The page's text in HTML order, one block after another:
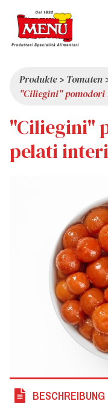
KATALOG
SERVICES
NEUHEITEN
PRÄMIEN
PRESSESCHAU
ÜBER UNS
QUALITÄT
WERTE
INTERESSANTES
Produkte> Tomaten
"Ciliegini"
"Ciliegini"
pelati
BESCHREIBUNG